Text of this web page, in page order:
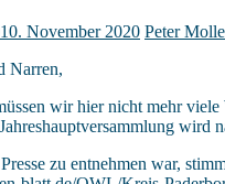
10. November 2020 Peter
Narren,
wir hier nicht mehr
zu entnehmen war,